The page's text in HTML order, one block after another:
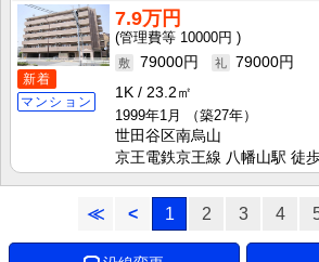
新着
マンション
7.9万円
10000円
79000円
79000円
1K
23.2㎡
1999年1月
（築27年）
世田谷区南烏山
京王電鉄京王線 八幡山駅 徒
≪ < 1 2 3 4